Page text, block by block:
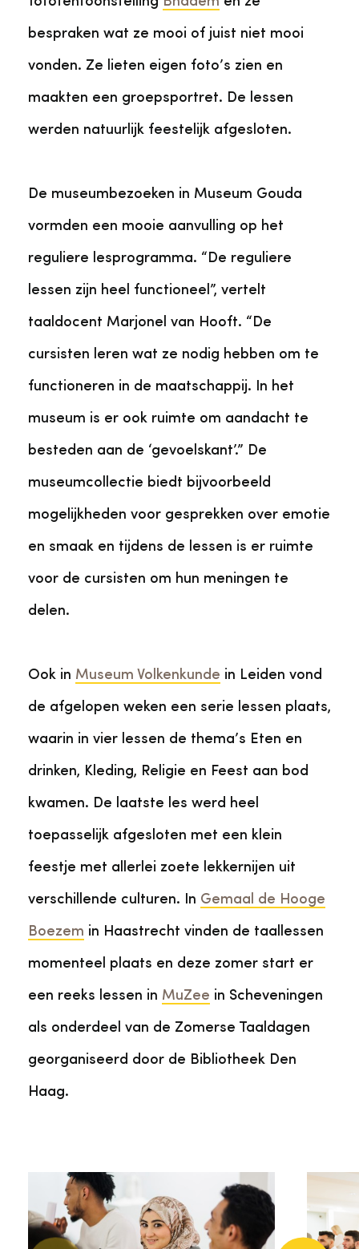
bespraken wat ze mooi of juist niet mooi
vonden. Ze lieten eigen foto’s zien en
maakten een groepsportret. De lessen
werden natuurlijk feestelijk afgesloten.
De museumbezoeken in Museum Gouda
vormden een mooie aanvulling op het
reguliere lesprogramma. “De reguliere
lessen zijn heel functioneel”, vertelt
taaldocent Marjonel van Hooft. “De
cursisten leren wat ze nodig hebben om te
functioneren in de maatschappij. In het
museum is er ook ruimte om aandacht te
besteden aan de ‘gevoelskant’.” De
museumcollectie biedt bijvoorbeeld
mogelijkheden voor gesprekken over emotie
en smaak en tijdens de lessen is er ruimte
voor de cursisten om hun meningen te
delen.
Ook in Museum Volkenkunde in Leiden vond
de afgelopen weken een serie lessen plaats,
waarin in vier lessen de thema’s Eten en
drinken, Kleding, Religie en Feest aan bod
kwamen. De laatste les werd heel
toepasselijk afgesloten met een klein
feestje met allerlei zoete lekkernijen uit
verschillende culturen. In Gemaal de Hooge
Boezem in Haastrecht vinden de taallessen
momenteel plaats en deze zomer start er
een reeks lessen in MuZee in Scheveningen
als onderdeel van de Zomerse Taaldagen
georganiseerd door de Bibliotheek Den
Haag.